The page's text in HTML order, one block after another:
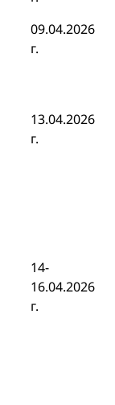
09.04.2026
г.
13.04.2026
г.
14-
16.04.2026
г.